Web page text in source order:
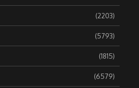
(2203)
(5793)
(1815)
(6579)